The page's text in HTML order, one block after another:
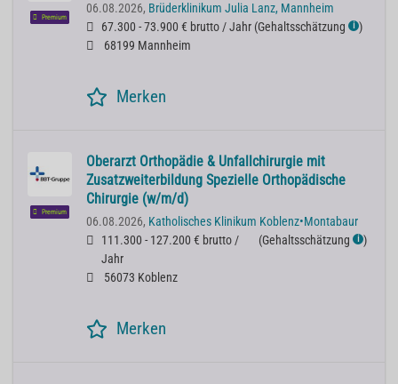
Premium
06.08.2026, Brüderklinikum Julia Lanz, Mannheim
67.300 - 73.900 € brutto / Jahr (Gehaltsschätzung ℹ )
68199 Mannheim
Merken
Premium
Oberarzt Orthopädie & Unfallchirurgie mit
Zusatzweiterbildung Spezielle Orthopädische
Chirurgie (w/m/d)
06.08.2026, Katholisches Klinikum Koblenz•Montabaur
111.300 - 127.200 € brutto /
Jahr
(Gehaltsschätzung ℹ )
56073 Koblenz
Merken